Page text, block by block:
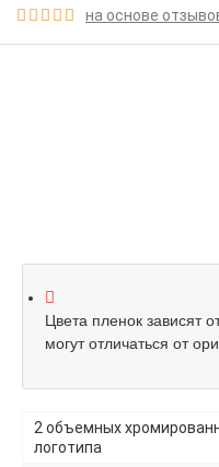
     на основе
Цвета пленок зависят
могут отличаться от
2 объемных
логотипа